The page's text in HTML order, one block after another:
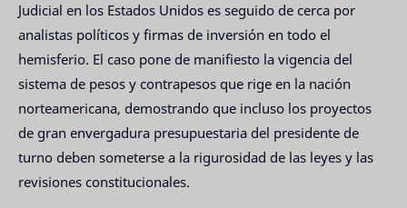
Judicial en los Estados Unidos es seguido de cerca por
analistas políticos y firmas de inversión en todo el
hemisferio. El caso pone de manifiesto la vigencia del
sistema de pesos y contrapesos que rige en la nación
norteamericana, demostrando que incluso los proyectos
de gran envergadura presupuestaria del presidente de
turno deben someterse a la rigurosidad de las leyes y las
revisiones constitucionales.